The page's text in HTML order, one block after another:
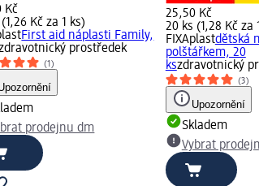
Kč
Kč za 1 ks)
First aid náplasti Family,
prostředek
(1)
prodejnu dm
25,50 Kč
20 ks (1,28 Kč za
FIXAplastdětská
polštářkem, 20
kszdravotnický
(3)
Upozornění
Skladem
Vybrat